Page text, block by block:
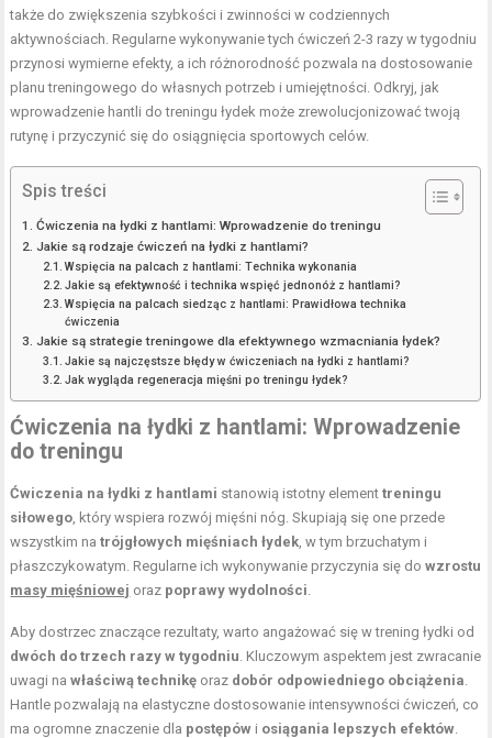
także do zwiększenia szybkości i zwinności w codziennych
aktywnościach. Regularne wykonywanie tych ćwiczeń 2-3 razy w tygodniu
przynosi wymierne efekty, a ich różnorodność pozwala na dostosowanie
planu treningowego do własnych potrzeb i umiejętności. Odkryj, jak
wprowadzenie hantli do treningu łydek może zrewolucjonizować twoją
rutynę i przyczynić się do osiągnięcia sportowych celów.
Spis treści
Ćwiczenia na łydki z hantlami: Wprowadzenie do treningu
Jakie są rodzaje ćwiczeń na łydki z hantlami?
Wspięcia na palcach z hantlami: Technika wykonania
Jakie są efektywność i technika wspięć jednonóż z hantlami?
Wspięcia na palcach siedząc z hantlami: Prawidłowa technika
ćwiczenia
Jakie są strategie treningowe dla efektywnego wzmacniania łydek?
Jakie są najczęstsze błędy w ćwiczeniach na łydki z hantlami?
Jak wygląda regeneracja mięśni po treningu łydek?
Ćwiczenia na łydki z hantlami: Wprowadzenie
do treningu
Ćwiczenia na łydki z hantlami stanowią istotny elementtreningu
siłowego , który wspiera rozwój mięśni nóg. Skupiają się one przede
wszystkim natrójgłowych mięśniach łydek , w tym brzuchatym i
płaszczykowatym. Regularne ich wykonywanie przyczynia się dowzrostu
masy mięśniowej oraz poprawy wydolności
Aby dostrzec znaczące rezultaty, warto angażować się w trening łydki od
dwóch do trzech razy w tygodniu . Kluczowym aspektem jest zwracanie
uwagi nawłaściwą technikę oraz dobór odpowiedniego obciążenia
Hantle pozwalają na elastyczne dostosowanie intensywności ćwiczeń, co
ma ogromne znaczenie dla postępów i osiągania lepszych efektów